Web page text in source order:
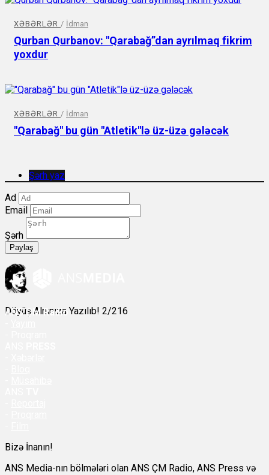
XƏBƏRLƏR / İdman
Qurban Qurbanov: "Qarabağ”dan ayrılmaq fikrim
yoxdur
XƏBƏRLƏR / İdman
"Qarabağ" bu gün "Atletik"lə üz-üzə gələcək
Şərh yaz
Ad
Email
Şərh
Paylaş
Döyüş Alnınıza Yazılıb! 2/216
ANSÇM Radio
Bizə İnanın!
ANS Media-nın bölmələri olan ANS ÇM Radio, ANS Press və